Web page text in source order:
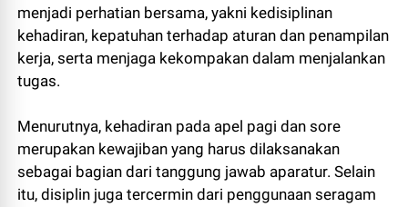
menjadi perhatian bersama, yakni kedisiplinan
kehadiran, kepatuhan terhadap aturan dan penampilan
kerja, serta menjaga kekompakan dalam menjalankan
tugas.
Menurutnya, kehadiran pada apel pagi dan sore
merupakan kewajiban yang harus dilaksanakan
sebagai bagian dari tanggung jawab aparatur. Selain
itu, disiplin juga tercermin dari penggunaan seragam